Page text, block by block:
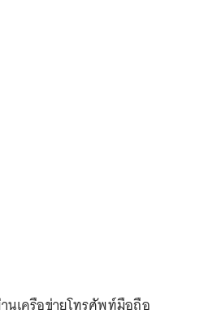
นเครือข่ายโทรศัพท์มือถือ